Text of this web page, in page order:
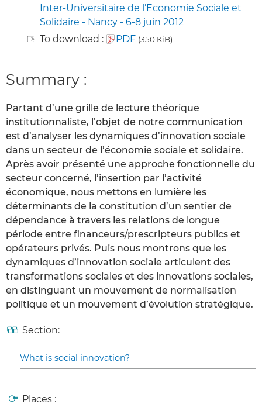
Inter-Universitaire de l’Economie Sociale et
Solidaire - Nancy - 6-8 juin 2012
To download :
PDF (350 KiB)
Summary :
Partant d’une grille de lecture théorique
institutionnaliste, l’objet de notre communication
est d’analyser les dynamiques d’innovation sociale
dans un secteur de l’économie sociale et solidaire.
Après avoir présenté une approche fonctionnelle du
secteur concerné, l’insertion par l’activité
économique, nous mettons en lumière les
déterminants de la constitution d’un sentier de
dépendance à travers les relations de longue
période entre financeurs/prescripteurs publics et
opérateurs privés. Puis nous montrons que les
dynamiques d’innovation sociale articulent des
transformations sociales et des innovations sociales,
en distinguant un mouvement de normalisation
politique et un mouvement d’évolution stratégique.
Section:
What is social innovation?
Places :